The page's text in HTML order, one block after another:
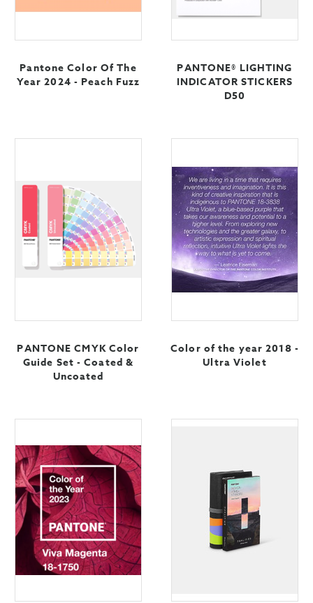
Pantone Color Of The
Year 2024 - Peach Fuzz
PANTONE® LIGHTING
INDICATOR STICKERS
D50
PANTONE CMYK Color
Guide Set - Coated &
Uncoated
Color of the year 2018 -
Ultra Violet